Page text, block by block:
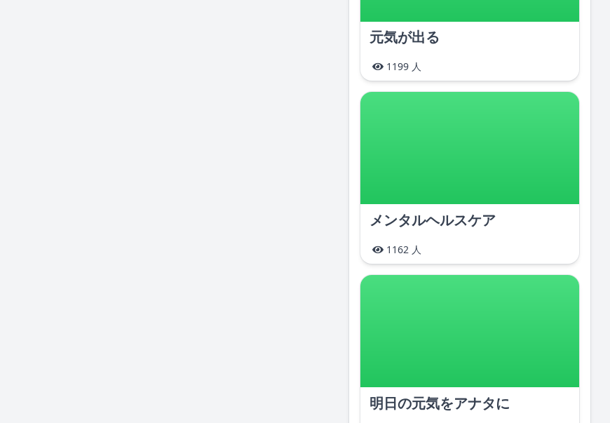
元気が出る
1199 人
メンタルヘルスケア
1162 人
明日の元気をアナタに